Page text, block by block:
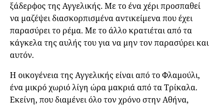
ξάδερφος της Αγγελικής. Με το ένα χέρι προσπαθεί
να μαζέψει διασκορπισμένα αντικείμενα που έχει
παρασύρει το ρέμα. Με το άλλο κρατιέται από τα
κάγκελα της αυλής του για να μην τον παρασύρει και
αυτόν.
Η οικογένεια της Αγγελικής είναι από το Φλαμούλι,
ένα μικρό χωριό λίγη ώρα μακριά από τα Τρίκαλα.
Εκείνη, που διαμένει όλο τον χρόνο στην Αθήνα,